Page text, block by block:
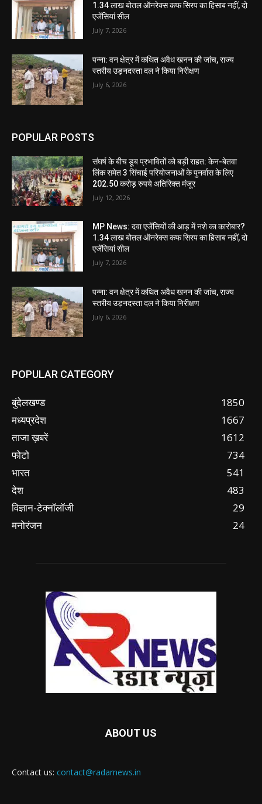
1.34 लाख बोतल ऑनरेक्स कफ सिरप का हिसाब नहीं, दो
एजेंसियां सील
July 7, 2026
पन्ना: वन क्षेत्र में कथित अवैध खनन की जांच, राज्य
स्तरीय उड़नदस्ता दल ने किया निरीक्षण
July 6, 2026
POPULAR POSTS
संघर्ष के बीच डूब प्रभावितों को बड़ी राहत: केन-बेतवा
लिंक समेत 3 सिंचाई परियोजनाओं के पुनर्वास के लिए
202.50 करोड़ रुपये अतिरिक्त मंजूर
July 12, 2026
MP News: दवा एजेंसियों की आड़ में नशे का कारोबार?
1.34 लाख बोतल ऑनरेक्स कफ सिरप का हिसाब नहीं, दो
एजेंसियां सील
July 7, 2026
पन्ना: वन क्षेत्र में कथित अवैध खनन की जांच, राज्य
स्तरीय उड़नदस्ता दल ने किया निरीक्षण
July 6, 2026
POPULAR CATEGORY
बुंदेलखण्ड
1850
मध्यप्रदेश
1667
ताजा ख़बरें
1612
फोटो
734
भारत
541
देश
483
विज्ञान-टेक्नॉलॉजी
29
मनोरंजन
24
ABOUT US
Contact us: contact@radarnews.in